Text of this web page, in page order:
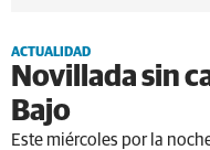
ACTUALIDAD
Novillada sin
Bajo
Este miércoles por la